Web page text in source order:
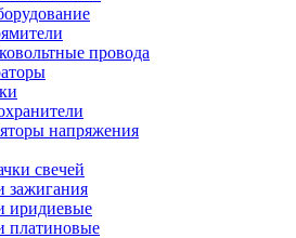
провода
напряжения
свечей
зажигания
иридиевые
платиновые